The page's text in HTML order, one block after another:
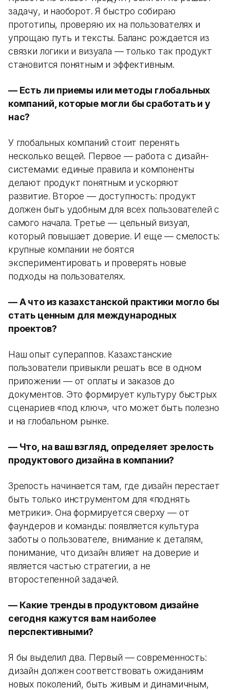
задачу, и наоборот. Я быстро собираю
прототипы, проверяю их на пользователях и
упрощаю путь и тексты. Баланс рождается из
связки логики и визуала — только так продукт
становится понятным и эффективным.
— Есть ли приемы или методы глобальных
компаний, которые могли бы сработать и у
нас?
У глобальных компаний стоит перенять
несколько вещей. Первое — работа с дизайн-
системами: единые правила и компоненты
делают продукт понятным и ускоряют
развитие. Второе — доступность: продукт
должен быть удобным для всех пользователей с
самого начала. Третье — цельный визуал,
который повышает доверие. И еще — смелость:
крупные компании не боятся
экспериментировать и проверять новые
подходы на пользователях.
— А что из казахстанской практики могло бы
стать ценным для международных
проектов?
Наш опыт супераппов. Казахстанские
пользователи привыкли решать все в одном
приложении — от оплаты и заказов до
документов. Это формирует культуру быстрых
сценариев «под ключ», что может быть полезно
и на глобальном рынке.
— Что, на ваш взгляд, определяет зрелость
продуктового дизайна в компании?
Зрелость начинается там, где дизайн перестает
быть только инструментом для «поднять
метрики». Она формируется сверху — от
фаундеров и команды: появляется культура
заботы о пользователе, внимание к деталям,
понимание, что дизайн влияет на доверие и
является частью стратегии, а не
второстепенной задачей.
— Какие тренды в продуктовом дизайне
сегодня кажутся вам наиболее
перспективными?
Я бы выделил два. Первый — современность:
дизайн должен соответствовать ожиданиям
новых поколений, быть живым и динамичным,